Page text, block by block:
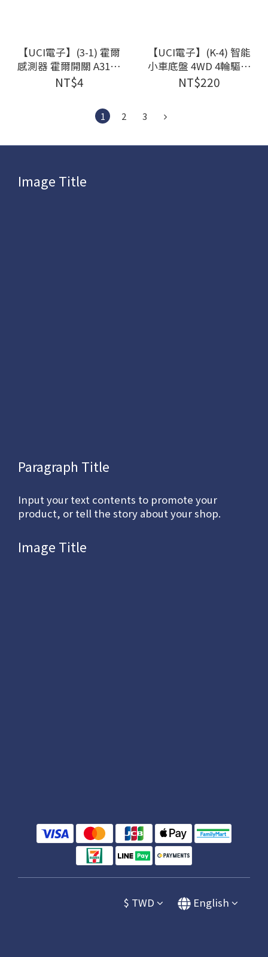
【UCI電子】(3-1) 霍爾
感測器 霍爾開關 A3144
OH3144 44E AH3144E
NT$4
【UCI電子】(K-4) 智能
小車底盤 4WD 4輪驅動
力實足 強磁電機 帶碼
NT$220
1 2 3
Image Title
Paragraph Title
Input your text contents to promote your
product, or tell the story about your shop.
Image Title
$ TWD English